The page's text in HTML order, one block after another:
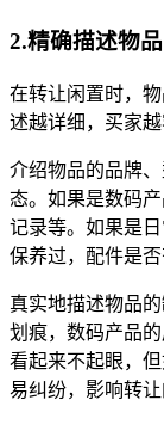
2.精确描述物品
在转让闲置时，
述越详细，买家越
介绍物品的品牌
态。如果是数码
记录等。如果是
保养过，配件是否
真实地描述物品
划痕，数码产品
看起来不起眼，
易纠纷，影响转让